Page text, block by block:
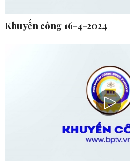
Khuyến công 16-4-2024